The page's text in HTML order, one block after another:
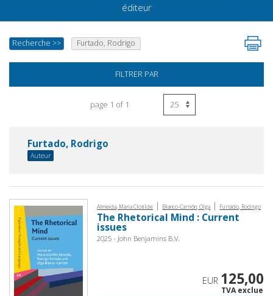
éditeur
Recherche >> Furtado, Rodrigo
FILTRER PAR
page 1 of 1
Furtado, Rodrigo
Auteur
Almeida, Maria Clotilde | Blanco-Carrión, Olga | Furtado, Rodrigo
The Rhetorical Mind : Current
issues
2025 - John Benjamins B.V.
EUR 125,00
TVA exclue